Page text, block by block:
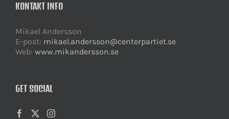
KONTAKT INFO
Mikael Andersson
E-post: mikael.andersson@centerpartiet.se
Web: www.mikandersson.se
GET SOCIAL